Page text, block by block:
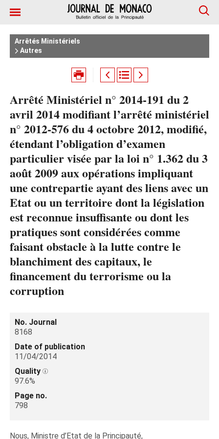
Arrêtés Ministériels
Autres
Arrêté Ministériel n° 2014-191 du 2
avril 2014 modifiant l’arrêté ministériel
n° 2012-576 du 4 octobre 2012, modifié,
étendant l’obligation d’examen
particulier visée par la loi n° 1.362 du 3
août 2009 aux opérations impliquant
une contrepartie ayant des liens avec un
Etat ou un territoire dont la législation
est reconnue insuffisante ou dont les
pratiques sont considérées comme
faisant obstacle à la lutte contre le
blanchiment des capitaux, le
financement du terrorisme ou la
corruption
No. Journal
8168
Date of publication
11/04/2014
Quality
97.6%
Page no.
798
Nous, Ministre d’Etat de la Principauté,